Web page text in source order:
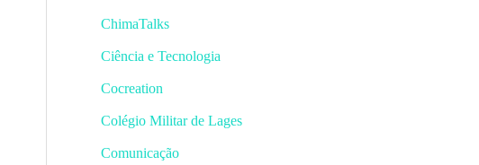
ChimaTalks
Ciência e Tecnologia
Cocreation
Colégio Militar de Lages
Comunicação